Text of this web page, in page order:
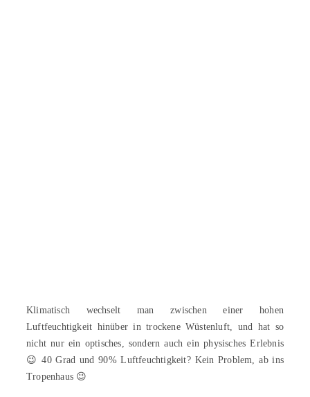
Klimatisch wechselt man zwischen einer hohen
Luftfeuchtigkeit hinüber in trockene Wüstenluft, und hat so
nicht nur ein optisches, sondern auch ein physisches Erlebnis
😉 40 Grad und 90% Luftfeuchtigkeit? Kein Problem, ab ins
Tropenhaus 😉